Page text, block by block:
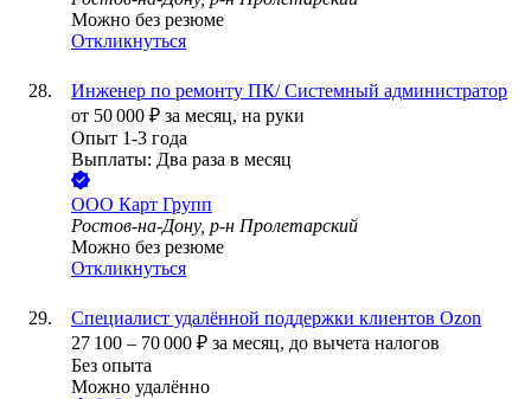
Можно без резюме
Откликнуться
Инженер по ремонту ПК/ Системный администратор
от 50 000 ₽ за месяц, на руки
Опыт 1-3 года
Выплаты: Два раза в месяц
ООО Карт Групп
Ростов-на-Дону, р-н Пролетарский
Можно без резюме
Откликнуться
Специалист удалённой поддержки клиентов Ozon
27 100 – 70 000 ₽ за месяц, до вычета налогов
Без опыта
Можно удалённо